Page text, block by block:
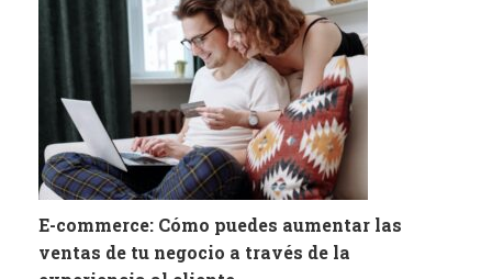
E-commerce: Cómo puedes aumentar las
ventas de tu negocio a través de la